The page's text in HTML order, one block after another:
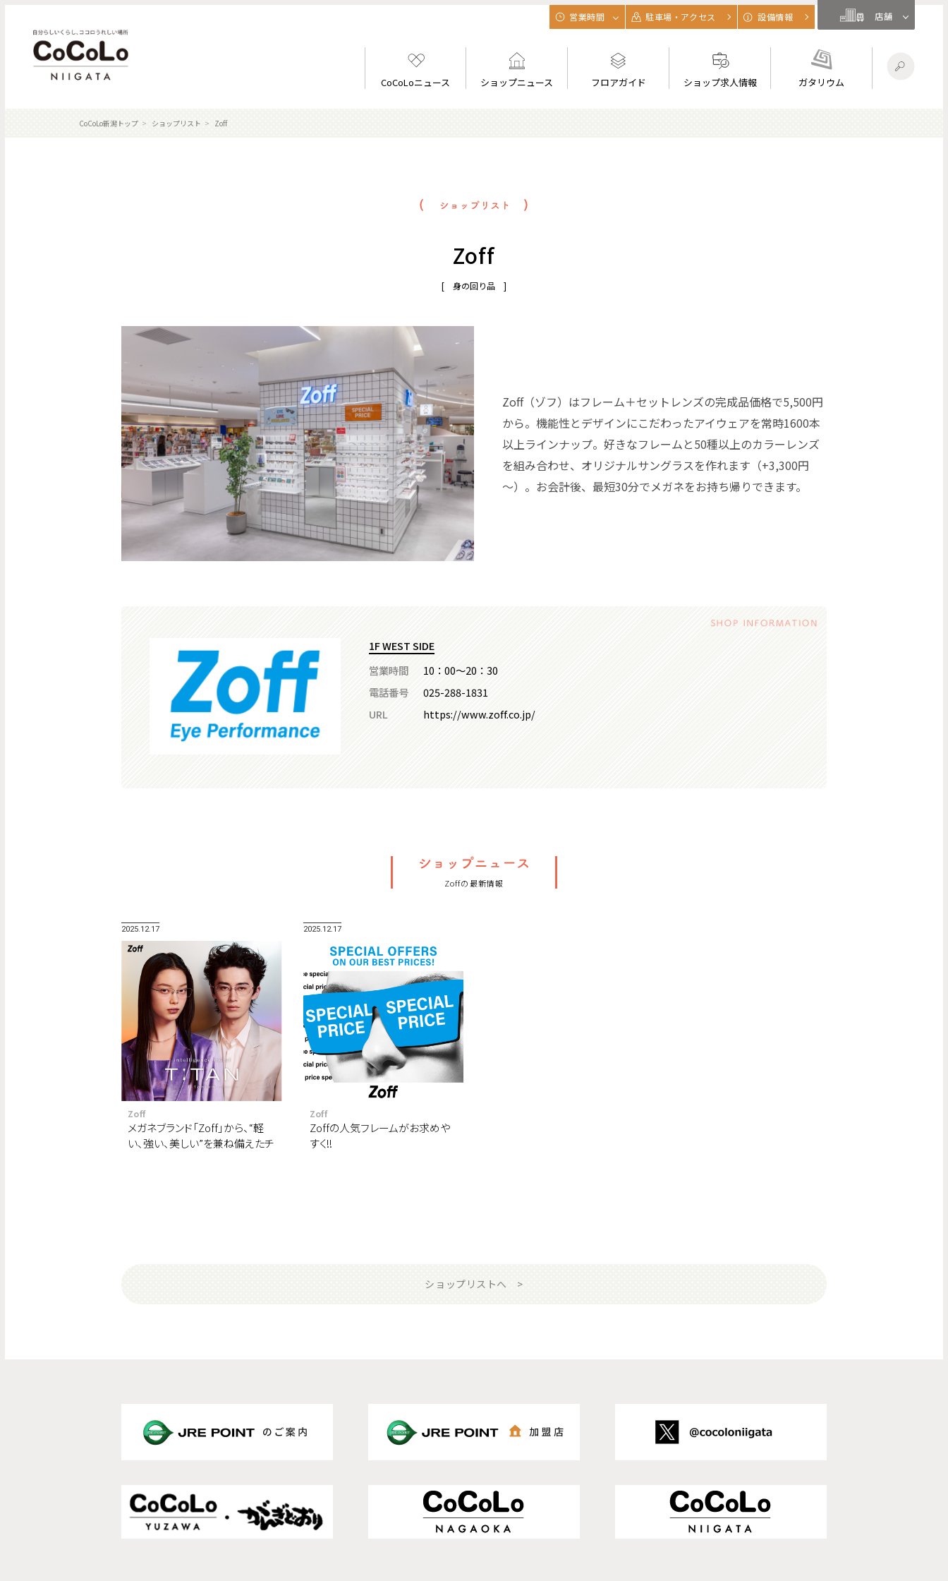
CoCoLoニュース ショップニュース フロアガイド ショップ求人情報 ガタリウム
営業時間 駐車場・アクセス 設備情報 店舗
CoCoLo新潟トップ ショップリスト Zoff
Zoff
[ 身の回り品 ]
Zoff（ゾフ）はフレーム＋セットレンズの完成品価格で5,500円
から。機能性とデザインにこだわったアイウェアを常時1600本
以上ラインナップ。好きなフレームと50種以上のカラーレンズ
を組み合わせ、オリジナルサングラスを作れます（+3,300円
～）。お会計後、最短30分でメガネをお持ち帰りできます。
1F WEST SIDE
営業時間
10：00～20：30
電話番号
025-288-1831
URL
https://www.zoff.co.jp/
Zoffの最新情報
2025.12.17
Zoff
メガネブランド「Zoff」から、“軽
い、強い、美しい”を兼ね備えたチ
2025.12.17
Zoff
Zoffの人気フレームがお求めや
すく‼
ショップリストへ